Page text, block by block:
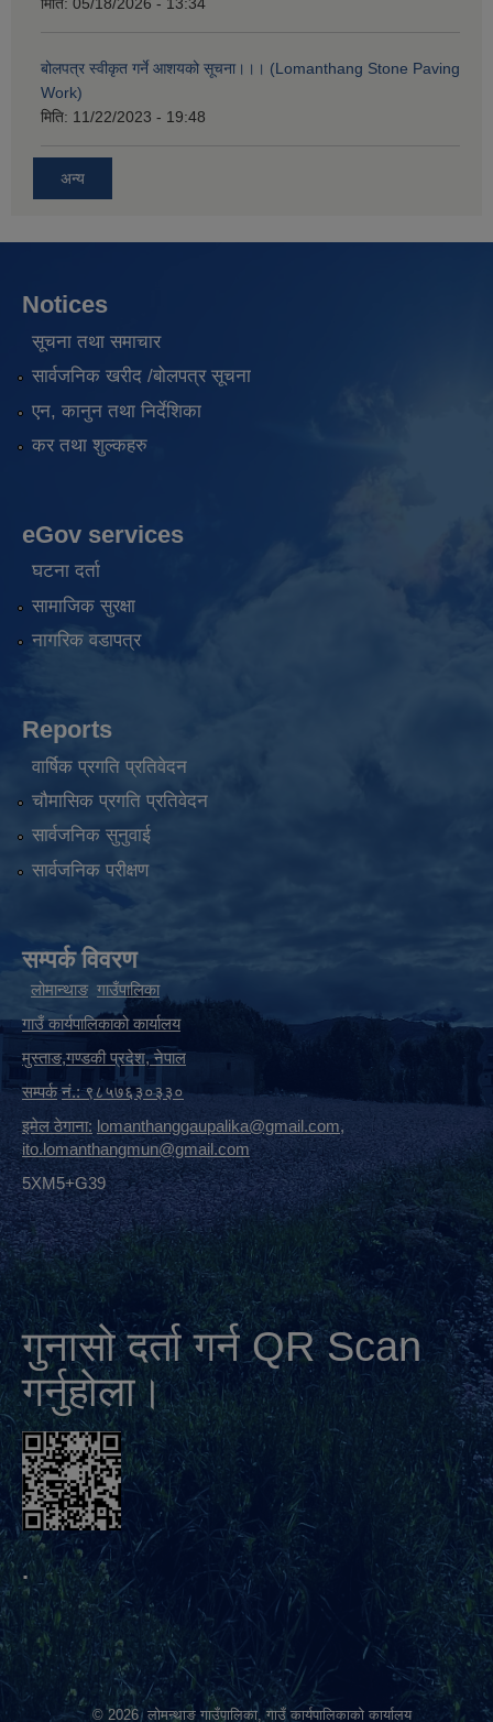
बोलपत्र स्वीकृत गर्ने आशयको सूचना।।। (Lomanthang Stone Paving
Work)
मिति: 11/22/2023 - 19:48
अन्य
Notices
सूचना तथा समाचार
सार्वजनिक खरीद /बोलपत्र सूचना
एन, कानुन तथा निर्देशिका
कर तथा शुल्कहरु
eGov services
घटना दर्ता
सामाजिक सुरक्षा
नागरिक वडापत्र
Reports
वार्षिक प्रगति प्रतिवेदन
चौमासिक प्रगति प्रतिवेदन
सार्वजनिक सुनुवाई
सार्वजनिक परीक्षण
सम्पर्क विवरण
लोमान्थाङ गाउँपालिका
गाउँ कार्यपालिकाको कार्यालय
मुस्ताङ,गण्डकी प्रदेश,नेपाल
सम्पर्क नं.: ९८५७६३०३३०
इमेल ठेगाना: lomanthanggaupalika@gmail.com,
ito.lomanthangmun@gmail.com
5XM5+G39
गुनासो दर्ता गर्न QR Scan
गर्नुहोला।
.
© 2026 लोमन्थाङ गाउँपालिका, गाउँ कार्यपालिकाको कार्यालय